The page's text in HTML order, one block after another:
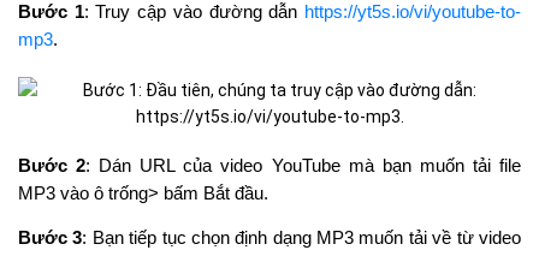
Bước 1: Truy cập vào đường dẫn https://yt5s.io/vi/youtube-to-
mp3.
Bước 2: Dán URL của video YouTube mà bạn muốn tải file
MP3 vào ô trống> bấm Bắt đầu.
Bước 3: Bạn tiếp tục chọn định dạng MP3 muốn tải về từ video